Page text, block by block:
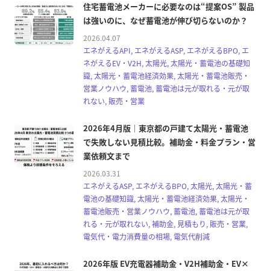
住宅蓄電池メーカーに必要なのは“提案OS” 製品
は強いのに、なぜ蓄電池が伸び切らないのか？
2026.04.07
エネがえるAPI, エネがえるASP, エネがえるBPO, エ
ネがえるEV・V2H, 太陽光, 太陽光・蓄電池の基礎知
識, 太陽光・蓄電池経済効果, 太陽光・蓄電池販売・
営業ノウハウ, 蓄電池, 蓄電池は元が取れる・元が取
れない, 販売・営業
2026年4月版｜東京都の戸建て太陽光・蓄電池
で失敗しない見積比較。補助金・料金プラン・営
業依頼文まで
2026.03.31
エネがえるASP, エネがえるBPO, 太陽光, 太陽光・蓄
電池の基礎知識, 太陽光・蓄電池経済効果, 太陽光・
蓄電池販売・営業ノウハウ, 蓄電池, 蓄電池は元が取
れる・元が取れない, 補助金, 見積もり, 販売・営業,
電気代・電力消費量の相場, 電気代削減
2026年版 EV充電器補助金・V2H補助金・EV×